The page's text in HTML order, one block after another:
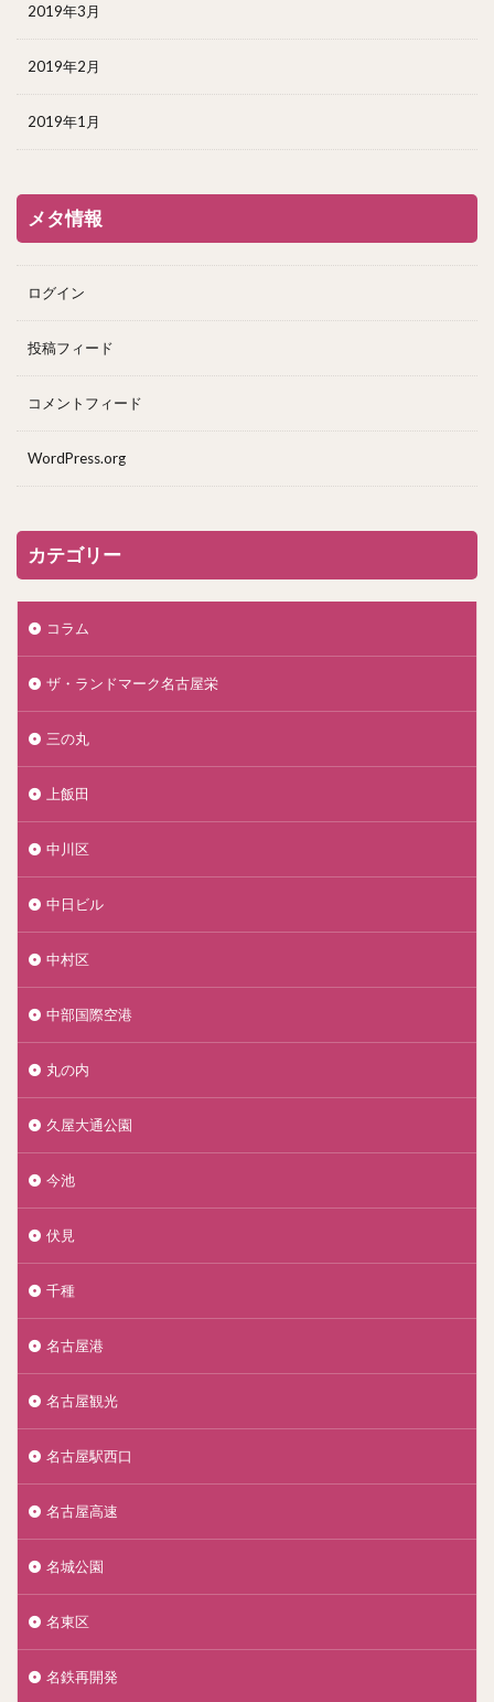
2019年3月
2019年2月
2019年1月
メタ情報
ログイン
投稿フィード
コメントフィード
WordPress.org
カテゴリー
コラム
ザ・ランドマーク名古屋栄
三の丸
上飯田
中川区
中日ビル
中村区
中部国際空港
丸の内
久屋大通公園
今池
伏見
千種
名古屋港
名古屋観光
名古屋駅西口
名古屋高速
名城公園
名東区
名鉄再開発